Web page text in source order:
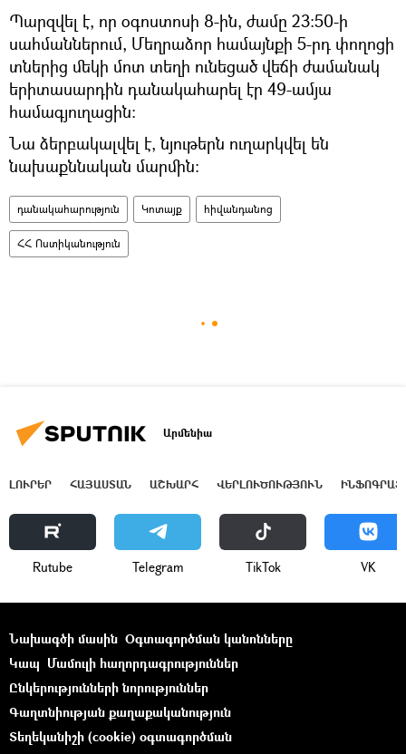
Պարզվել է, որ օգոստոսի 8-ին, ժամը 23։50-ի
սահմաններում, Մեղրաձոր համայնքի 5-րդ փողոցի
տներից մեկի մոտ տեղի ունեցած վեճի ժամանակ
երիտասարդին դանակահարել էր 49-ամյա
համագյուղացին:
Նա ձերբակալվել է, նյութերն ուղարկվել են
նախաքննական մարմին:
դանակահարություն Կոտայք հիվանդանոց
ՀՀ Ոստիկանություն
Արմենիա
ԼՈՒՐԵՐ ՀԱՅԱՍՏԱՆ ԱՇԽԱՐՀ ՎԵՐԼՈՒԾՈՒԹՅՈՒՆ
Rutube Telegram ТikТоk VK
Նախագծի մասին Օգտագործման կանոնները
Կապ Մամուլի հաղորդագրություններ
Ընկերությունների նորություններ
Գաղտնիության քաղաքականություն
Տեղեկանիշի (cookie) օգտագործման